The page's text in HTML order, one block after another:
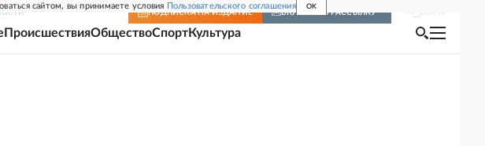
сайтом, вы принимаете условия Пользовательского соглашения OK
ПОДПИСКА НА ИЗДАНИЕ ВКЛЮЧИТЬ РАССЫЛКУ
ПроисшествияОбществоСпортКультура